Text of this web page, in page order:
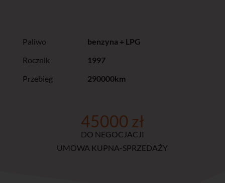
Paliwo
benzyna + LPG
Rocznik
1997
Przebieg
290000km
45000 zł
DO NEGOCJACJI
UMOWA KUPNA-SPRZEDAŻY